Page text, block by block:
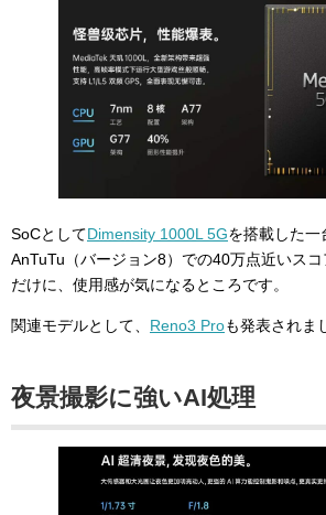
SoCとしてDimensity 1000L 5Gを搭載した一
AnTuTu（バージョン8）での40万点近いス
だけに、使用感が気になるところです。
関連モデルとして、 Reno3 Proも発表されま
夜景撮影に強いAI処理